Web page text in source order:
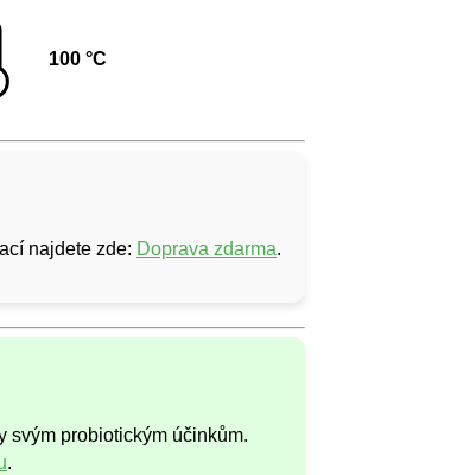
100 °C
najdete zde: Doprava zdarma.
svým probiotickým účinkům.
.